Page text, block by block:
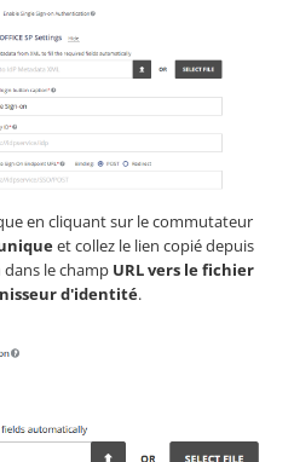
en cliquant sur le commutateur
et collez le lien copié depuis
le champ URL vers le fichier
d'identité.